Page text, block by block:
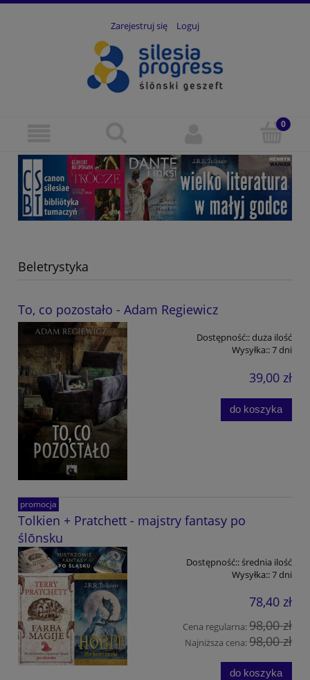
Zarejestruj się Loguj
Beletrystyka
To, co pozostało - Adam Regiewicz
Dostępność::duża ilość
Wysyłka::7 dni
39,00 zł
do koszyka
Tolkien + Pratchett - majstry fantasy po
ślōnsku
Dostępność::średnia ilość
Wysyłka::7 dni
78,40 zł
Cena regularna:98,00 zł
Najniższa cena:98,00 zł
do koszyka
promocja